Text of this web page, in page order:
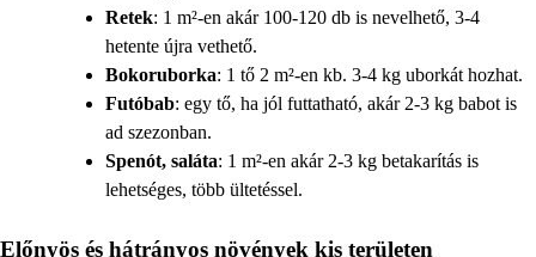
Retek: 1 m²-en akár 100-120 db is nevelhető, 3-4
hetente újra vethető.
Bokoruborka: 1 tő 2 m²-en kb. 3-4 kg uborkát hozhat.
Futóbab: egy tő, ha jól futtatható, akár 2-3 kg babot is
ad szezonban.
Spenót, saláta: 1 m²-en akár 2-3 kg betakarítás is
lehetséges, több ültetéssel.
Előnyös és hátrányos növények kis területen